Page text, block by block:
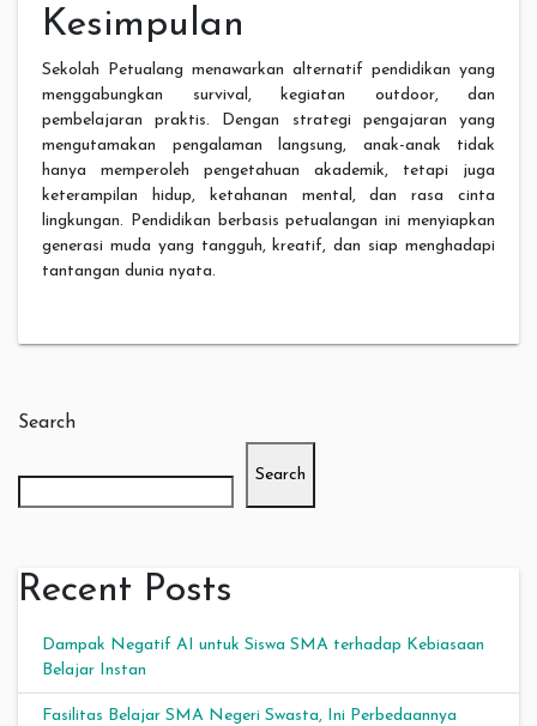
Kesimpulan
Sekolah Petualang menawarkan alternatif pendidikan yang
menggabungkan survival, kegiatan outdoor, dan
pembelajaran praktis. Dengan strategi pengajaran yang
mengutamakan pengalaman langsung, anak-anak tidak
hanya memperoleh pengetahuan akademik, tetapi juga
keterampilan hidup, ketahanan mental, dan rasa cinta
lingkungan. Pendidikan berbasis petualangan ini menyiapkan
generasi muda yang tangguh, kreatif, dan siap menghadapi
tantangan dunia nyata.
Search
Search
Recent Posts
Dampak Negatif AI untuk Siswa SMA terhadap Kebiasaan
Belajar Instan
Fasilitas Belajar SMA Negeri Swasta, Ini Perbedaannya